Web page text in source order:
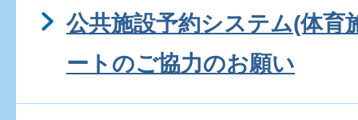
公共施設予約システム(体育
ートのご協力のお願い